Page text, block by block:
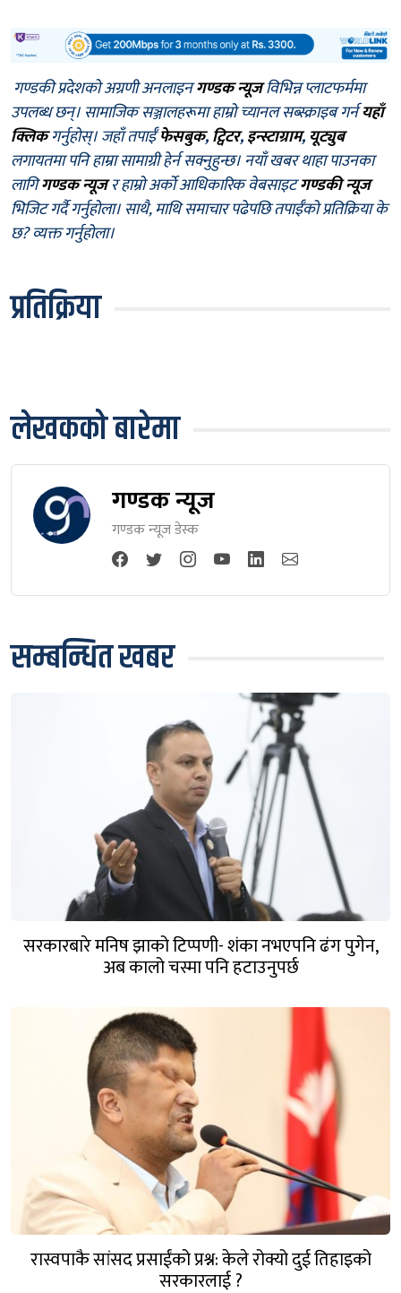
गण्डकी प्रदेशको अग्रणी अनलाइनगण्डक न्यूजविभिन्न प्लाटफर्ममा
उपलब्ध छन्। सामाजिक सञ्जालहरूमा हाम्रो च्यानल सब्स्क्राइब गर्नयहाँ
क्लिकगर्नुहोस्। जहाँ तपाईँफेसबुक,ट्विटर,इन्स्टाग्राम, यूट्युब
लगायतमा पनि हाम्रा सामाग्री हेर्न सक्नुहुन्छ। नयाँ खबर थाहा पाउनका
लागिगण्डक न्यूजर हाम्रो अर्को आधिकारिक वेबसाइटगण्डकी न्यूज
भिजिट गर्दै गर्नुहोला। साथै, माथि समाचार पढेपछि तपाईँको प्रतिक्रिया के
छ? व्यक्त गर्नुहोला।
प्रतिक्रिया
लेखकको बारेमा
गण्डक न्यूज
गण्डक न्यूज डेस्क
सम्बन्धित खबर
सरकारबारे मनिष झाको टिप्पणी- शंका नभएपनि ढंग पुगेन,
अब कालो चस्मा पनि हटाउनुपर्छ
रास्वपाकै सांसद प्रसाईंको प्रश्न: केले रोक्यो दुई तिहाइको
सरकारलाई ?